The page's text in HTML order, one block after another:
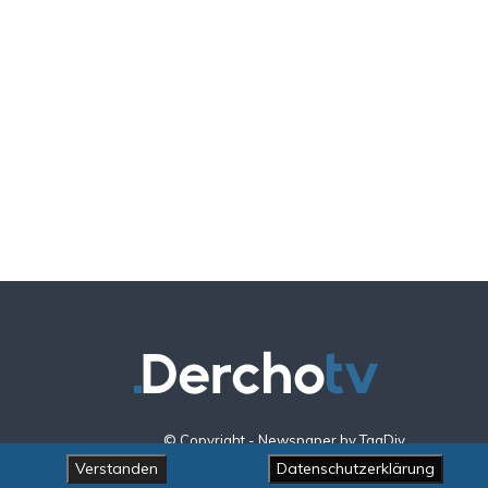
© Copyright - Newspaper by TagDiv
Verstanden Datenschutzerklärung